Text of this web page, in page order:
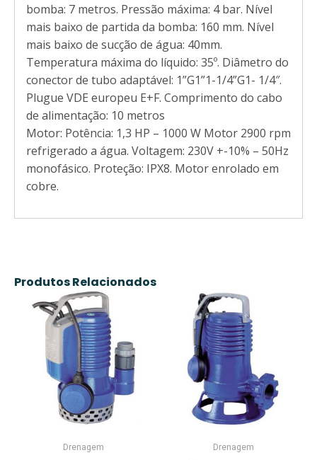
bomba: 7 metros. Pressão máxima: 4 bar. Nível
mais baixo de partida da bomba: 160 mm. Nível
mais baixo de sucção de água: 40mm.
Temperatura máxima do líquido: 35º. Diâmetro do
conector de tubo adaptável: 1”G1”1-1/4”G1- 1/4″.
Plugue VDE europeu E+F. Comprimento do cabo
de alimentação: 10 metros
Motor: Potência: 1,3 HP – 1000 W Motor 2900 rpm
refrigerado a água. Voltagem: 230V +-10% – 50Hz
monofásico. Proteção: IPX8. Motor enrolado em
cobre.
Produtos Relacionados
Drenagem Drenagem